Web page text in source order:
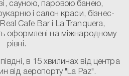
сауною, паровою банею,
і салон краси, бізнес-
Cafe Bar і La Tranquera,
оформлені на міжнародному
рівні.
в 15 хвилинах від центра
від аеропорту "La Paz".